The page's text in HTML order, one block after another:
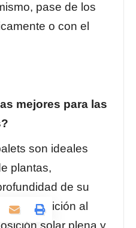
pase de los
o con el
mejores para las
son ideales
plantas,
de su
su exposición al
solar plena y